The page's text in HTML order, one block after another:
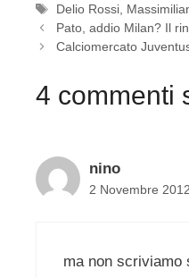
Tag
Delio Rossi,
Pato, addio Milan? Il
Calciomercato
4 commenti
nino
2 Novembre
ma non